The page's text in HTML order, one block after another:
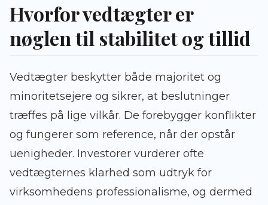
Hvorfor vedtægter er
nøglen til stabilitet og tillid
Vedtægter beskytter både majoritet og
minoritetsejere og sikrer, at beslutninger
træffes på lige vilkår. De forebygger konflikter
og fungerer som reference, når der opstår
uenigheder. Investorer vurderer ofte
vedtægternes klarhed som udtryk for
virksomhedens professionalisme, og dermed